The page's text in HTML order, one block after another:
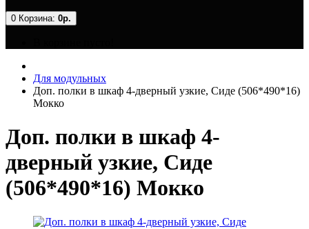
0 Корзина: 0р.
Для модульных
Доп. полки в шкаф 4-дверный узкие, Сиде (506*490*16)
Мокко
Доп. полки в шкаф 4-
дверный узкие, Сиде
(506*490*16) Мокко